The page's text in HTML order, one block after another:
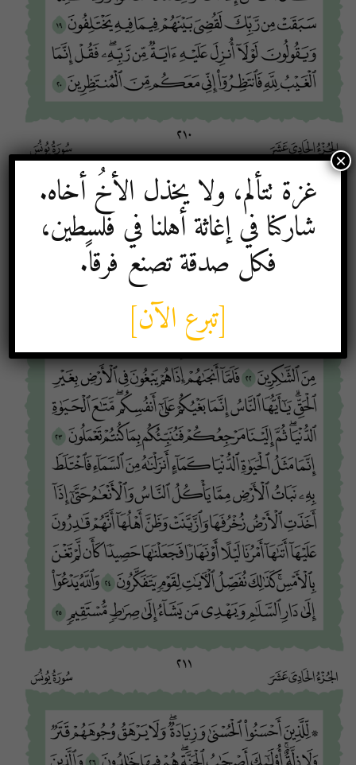
غزة تتألم، ولا يخذل الأخُ أخاه.
شاركنا في إغاثة أهلنا في فلسطين،
فكل صدقة تصنع فرقاً.
[تبرع الآن]
×